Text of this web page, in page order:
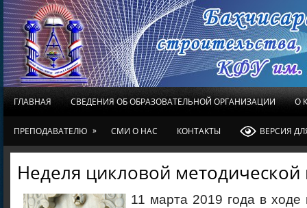
ГЛАВНАЯ СВЕДЕНИЯ ОБ ОБРАЗОВАТЕЛЬНОЙ ОРГАНИЗАЦИИ О
ПРЕПОДАВАТЕЛЮ » СМИ О НАС КОНТАКТЫ ВЕРСИЯ
Неделя цикловой методической
11 марта 2019 года в ходе